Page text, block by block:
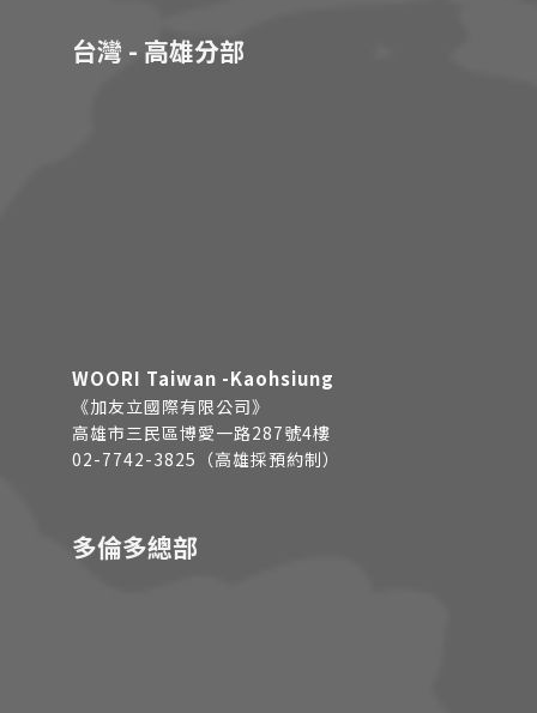
台灣 - 高雄分部
WOORI Taiwan -Kaohsiung
《加友立國際有限公司》
高雄市三民區博愛一路287號4樓
02-7742-3825（高雄採預約制）
多倫多總部